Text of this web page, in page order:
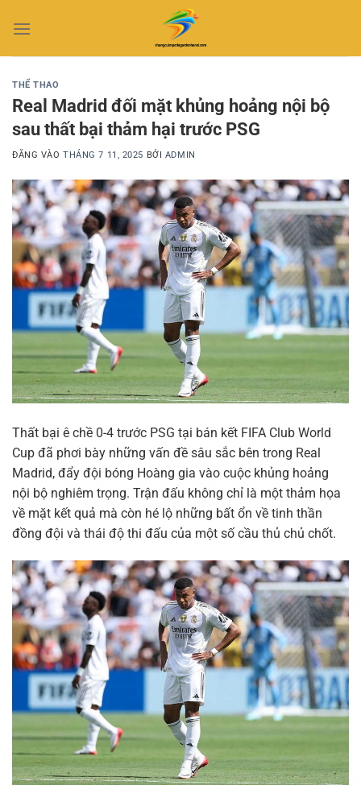
qua
THỂ THAO
Real Madrid đối mặt khủng hoảng nội bộ
sau thất bại thảm hại trước PSG
ĐĂNG VÀOTHÁNG 7 11, 2025 BỞI ADMIN
Thất bại ê chề 0-4 trước PSG tại bán kết FIFA Club World
Cup đã phơi bày những vấn đề sâu sắc bên trong Real
Madrid, đẩy đội bóng Hoàng gia vào cuộc khủng hoảng
nội bộ nghiêm trọng. Trận đấu không chỉ là một thảm họa
về mặt kết quả mà còn hé lộ những bất ổn về tinh thần
đồng đội và thái độ thi đấu của một số cầu thủ chủ chốt.